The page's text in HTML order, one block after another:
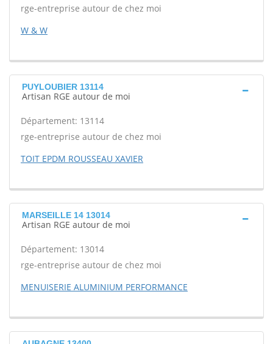
rge-entreprise autour de chez moi
W & W
PUYLOUBIER 13114
Artisan RGE autour de moi
Département: 13114
rge-entreprise autour de chez moi
TOIT EPDM ROUSSEAU XAVIER
MARSEILLE 14 13014
Artisan RGE autour de moi
Département: 13014
rge-entreprise autour de chez moi
MENUISERIE ALUMINIUM PERFORMANCE